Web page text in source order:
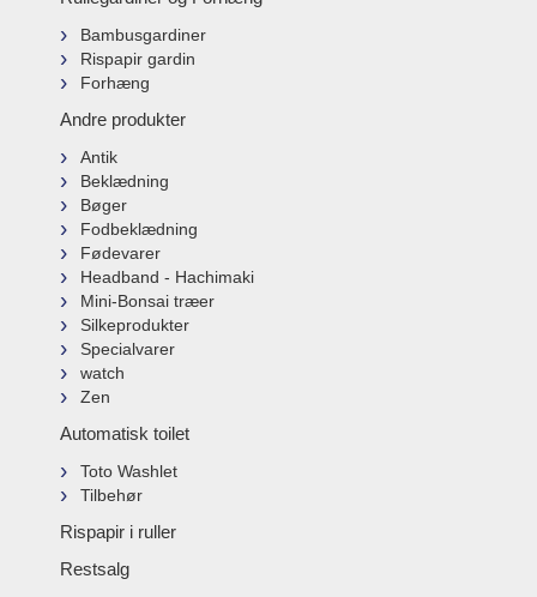
Bambusgardiner
Rispapir gardin
Forhæng
Andre produkter
Antik
Beklædning
Bøger
Fodbeklædning
Fødevarer
Headband - Hachimaki
Mini-Bonsai træer
Silkeprodukter
Specialvarer
watch
Zen
Automatisk toilet
Toto Washlet
Tilbehør
Rispapir i ruller
Restsalg